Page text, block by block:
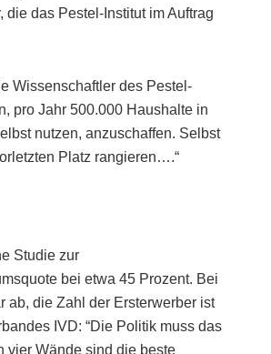
die das Pestel-Institut im Auftrag
Wissenschaftler des Pestel-
pro Jahr 500.000 Haushalte in
nutzen, anzuschaffen. Selbst
Platz rangieren….“
Studie zur
bei etwa 45 Prozent. Bei
ab, die Zahl der Ersterwerber ist
IVD: “Die Politik muss das
vier Wände sind die beste